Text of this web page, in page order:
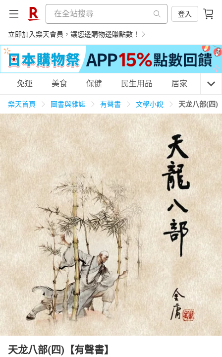
登入
立即加入樂天會員，讓您邊購物邊賺點數！
購物網分類
天天免運 美食蛋糕 養生保健 民生用品
居家生活 3C家電 親子玩具
男裝 化妝保養 情趣用品
日本購物 電子/紙本書
HOT
免運 美食 保健 民生用品 居家 3C
樂天首頁 圖書與雜誌 有聲書 文學小說 天龙八部(四)
天龙八部(四)【有聲書】